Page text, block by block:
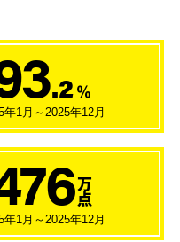
.2 ％
年1月～2025年12月
万
点
年1月～2025年12月